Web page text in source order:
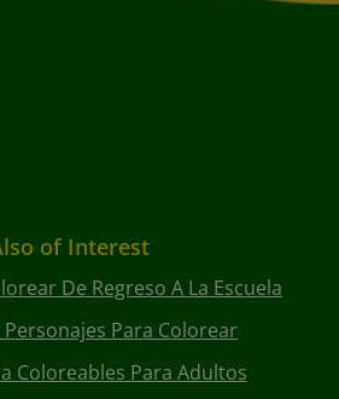
of Interest
De Regreso A La Escuela
Para Colorear
Coloreables Para Adultos